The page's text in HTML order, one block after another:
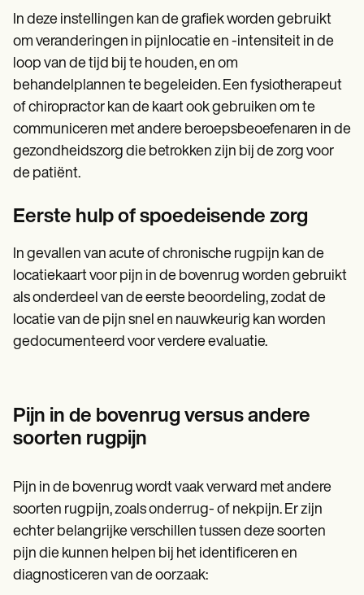
In deze instellingen kan de grafiek worden gebruikt
om veranderingen in pijnlocatie en -intensiteit in de
loop van de tijd bij te houden, en om
behandelplannen te begeleiden. Een fysiotherapeut
of chiropractor kan de kaart ook gebruiken om te
communiceren met andere beroepsbeoefenaren in de
gezondheidszorg die betrokken zijn bij de zorg voor
de patiënt.
Eerste hulp of spoedeisende zorg
In gevallen van acute of chronische rugpijn kan de
locatiekaart voor pijn in de bovenrug worden gebruikt
als onderdeel van de eerste beoordeling, zodat de
locatie van de pijn snel en nauwkeurig kan worden
gedocumenteerd voor verdere evaluatie.
Pijn in de bovenrug versus andere
soorten rugpijn
Pijn in de bovenrug wordt vaak verward met andere
soorten rugpijn, zoals onderrug- of nekpijn. Er zijn
echter belangrijke verschillen tussen deze soorten
pijn die kunnen helpen bij het identificeren en
diagnosticeren van de oorzaak: